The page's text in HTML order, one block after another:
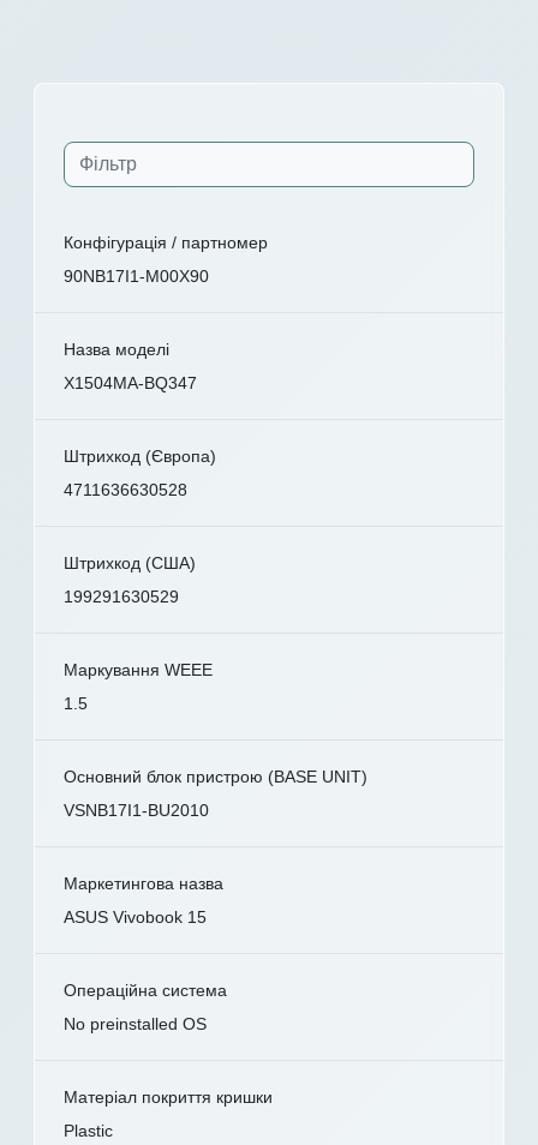
Конфігурація / партномер
90NB17I1-M00X90
Назва моделі
X1504MA-BQ347
Штрихкод (Європа)
4711636630528
Штрихкод (США)
199291630529
Маркування WEEE
1.5
Основний блок пристрою (BASE UNIT)
VSNB17I1-BU2010
Маркетингова назва
ASUS Vivobook 15
Операційна система
No preinstalled OS
Матеріал покриття кришки
Plastic